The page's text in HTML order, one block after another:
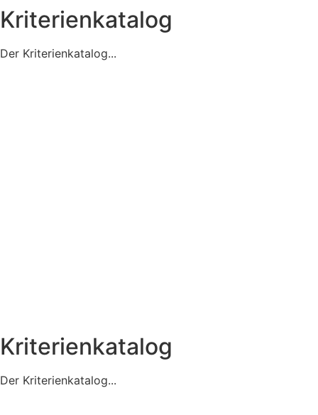
Kriterienkatalog
Der Kriterienkatalog...
Kriterienkatalog
Der Kriterienkatalog...